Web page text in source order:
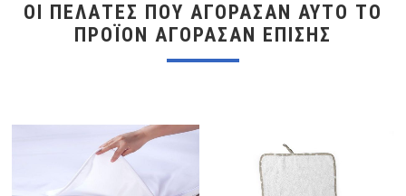
ΟΙ ΠΕΛΆΤΕΣ ΠΟΥ ΑΓΌΡΑΣΑΝ ΑΥΤΌ ΤΟ
ΠΡΟΪΌΝ ΑΓΌΡΑΣΑΝ ΕΠΊΣΗΣ